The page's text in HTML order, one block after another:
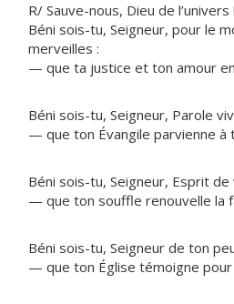
R/ Sauve-nous, Dieu de l’univers !
Béni sois-tu, Seigneur, pour le
merveilles :
— que ta justice et ton amour
Béni sois-tu, Seigneur, Parole
— que ton Évangile parvienne à
Béni sois-tu, Seigneur, Esprit de
— que ton souffle renouvelle la
Béni sois-tu, Seigneur de ton
— que ton Église témoigne pour